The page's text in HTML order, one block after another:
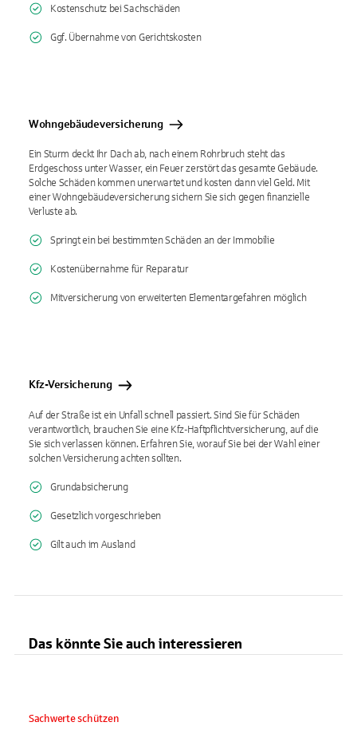
Kostenschutz bei Sachschäden
Ggf. Übernahme von Gerichtskosten
Wohngebäudeversicherung
Ein Sturm deckt Ihr Dach ab, nach einem Rohrbruch steht das
Erdgeschoss unter Wasser, ein Feuer zerstört das gesamte Gebäude.
Solche Schäden kommen unerwartet und kosten dann viel Geld. Mit
einer Wohngebäudeversicherung sichern Sie sich gegen finanzielle
Verluste ab.
Springt ein bei bestimmten Schäden an der Immobilie
Kostenübernahme für Reparatur
Mitversicherung von erweiterten Elementargefahren möglich
Kfz-Versicherung
Auf der Straße ist ein Unfall schnell passiert. Sind Sie für Schäden
verantwortlich, brauchen Sie eine Kfz-Haftpflichtversicherung, auf die
Sie sich verlassen können. Erfahren Sie, worauf Sie bei der Wahl einer
solchen Versicherung achten sollten.
Grundabsicherung
Gesetzlich vorgeschrieben
Gilt auch im Ausland
Das könnte Sie auch interessieren
Sachwerte schützen